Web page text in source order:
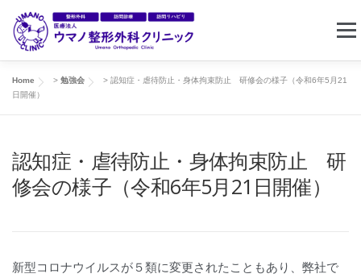
メ
ホーム クリニック案内
訪問リハビリ 求人情報 お問い合わせ
Home > 勉強会 > 認知症・虐待防止・身体拘束防止 研修会の様子（令和6年5月21
日開催）
認知症・虐待防止・身体拘束防止 研
修会の様子（令和6年5月21日開催）
新型コロナウイルスが５類に変更されたこともあり、弊社で